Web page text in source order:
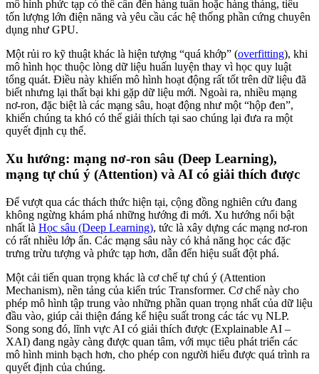
mô hình phức tạp có thể cần đến hàng tuần hoặc hàng tháng, tiêu
tốn lượng lớn điện năng và yêu cầu các hệ thống phần cứng chuyên
dụng như GPU.
Một rủi ro kỹ thuật khác là hiện tượng “quá khớp” (overfitting), khi
mô hình học thuộc lòng dữ liệu huấn luyện thay vì học quy luật
tổng quát. Điều này khiến mô hình hoạt động rất tốt trên dữ liệu đã
biết nhưng lại thất bại khi gặp dữ liệu mới. Ngoài ra, nhiều mạng
nơ-ron, đặc biệt là các mạng sâu, hoạt động như một “hộp đen”,
khiến chúng ta khó có thể giải thích tại sao chúng lại đưa ra một
quyết định cụ thể.
Xu hướng: mạng nơ-ron sâu (Deep Learning),
mạng tự chú ý (Attention) và AI có giải thích được
Để vượt qua các thách thức hiện tại, cộng đồng nghiên cứu đang
không ngừng khám phá những hướng đi mới. Xu hướng nổi bật
nhất là Học sâu (Deep Learning), tức là xây dựng các mạng nơ-ron
có rất nhiều lớp ẩn. Các mạng sâu này có khả năng học các đặc
trưng trừu tượng và phức tạp hơn, dẫn đến hiệu suất đột phá.
Một cải tiến quan trọng khác là cơ chế tự chú ý (Attention
Mechanism), nền tảng của kiến trúc Transformer. Cơ chế này cho
phép mô hình tập trung vào những phần quan trọng nhất của dữ liệu
đầu vào, giúp cải thiện đáng kể hiệu suất trong các tác vụ NLP.
Song song đó, lĩnh vực AI có giải thích được (Explainable AI –
XAI) đang ngày càng được quan tâm, với mục tiêu phát triển các
mô hình minh bạch hơn, cho phép con người hiểu được quá trình ra
quyết định của chúng.